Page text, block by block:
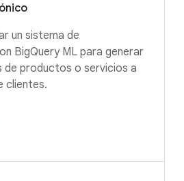
un sistema de
BigQuery ML para generar
de productos o servicios a
clientes.